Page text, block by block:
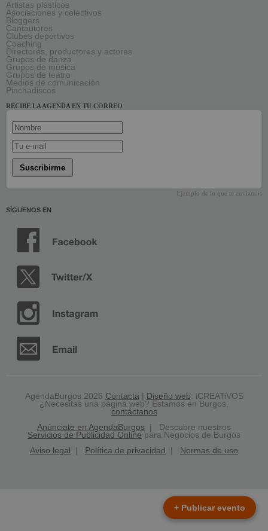
Artistas plásticos
Asociaciones y colectivos
Bloggers
Cantautores
Clubes deportivos
Coaching
Directores, productores y actores
Grupos de danza
Grupos de música
Grupos de teatro
Medios de comunicación
Pinchadiscos
RECIBE LA AGENDA EN TU CORREO
Suscribirme
Ejemplo de lo que te enviamos
SÍGUENOS EN
AgendaBurgos 2026 Contacta| Diseño web: iCREATiVOS
¿Necesitas una página web? Estamos en Burgos,
contáctanos
Anúnciate en AgendaBurgos | Descubre nuestros
Servicios de Publicidad Online para Negocios de Burgos
Aviso legal
Política de privacidad Normas de uso
+ Publicar evento